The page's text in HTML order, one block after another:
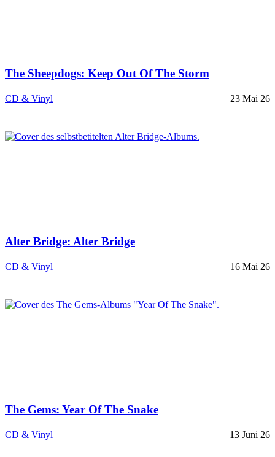
The Sheepdogs: Keep Out Of The Storm
CD & Vinyl 23 Mai 26
Alter Bridge: Alter Bridge
CD & Vinyl 16 Mai 26
The Gems: Year Of The Snake
CD & Vinyl 13 Juni 26